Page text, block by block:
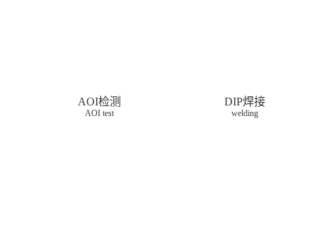
AOI检测
AOI test
DIP焊接
welding